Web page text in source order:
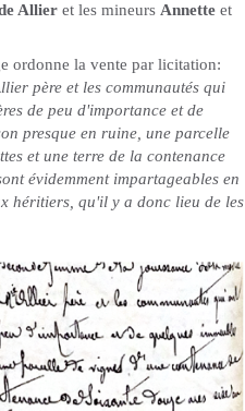
Allier et les mineurs Annette et
ordonne la vente par licitation:
père et les communautés qui
de peu d'importance et de
presque en ruine, une parcelle
et une terre de la contenance
évidemment impartageables en
héritiers, qu'il y a donc lieu de les